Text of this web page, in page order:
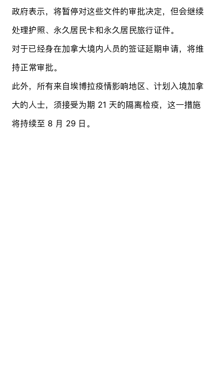
政府表示，将暂停对这些文件的审批决定，但会继续
处理护照、永久居民卡和永久居民旅行证件。
对于已经身在加拿大境内人员的签证延期申请，将维
持正常审批。
此外，所有来自埃博拉疫情影响地区、计划入境加拿
大的人士，须接受为期 21 天的隔离检疫，这一措施
将持续至 8 月 29 日。